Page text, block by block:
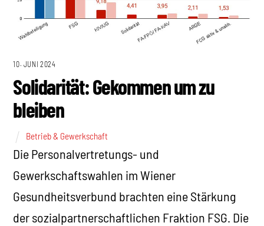
10. JUNI 2024
Solidarität: Gekommen um zu
bleiben
Betrieb & Gewerkschaft
Die Personalvertretungs- und
Gewerkschaftswahlen im Wiener
Gesundheitsverbund brachten eine Stärkung
der sozialpartnerschaftlichen Fraktion FSG. Die